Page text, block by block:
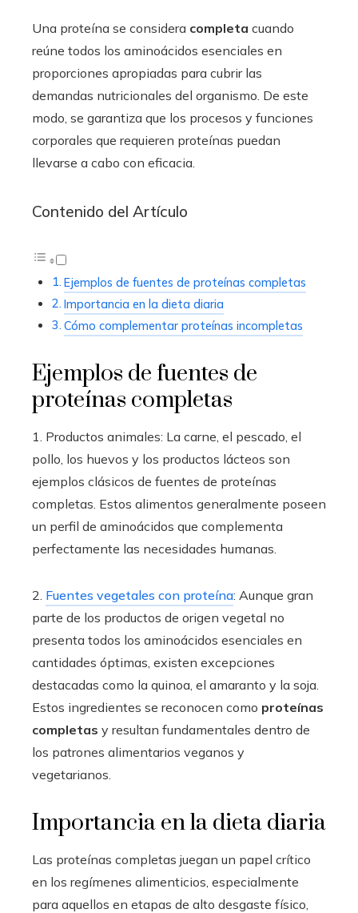
Una proteína se considera completa cuando
reúne todos los aminoácidos esenciales en
proporciones apropiadas para cubrir las
demandas nutricionales del organismo. De este
modo, se garantiza que los procesos y funciones
corporales que requieren proteínas puedan
llevarse a cabo con eficacia.
Contenido del Artículo
Ejemplos de fuentes de proteínas completas
Importancia en la dieta diaria
Cómo complementar proteínas incompletas
Ejemplos de fuentes de
proteínas completas
1. Productos animales: La carne, el pescado, el
pollo, los huevos y los productos lácteos son
ejemplos clásicos de fuentes de proteínas
completas. Estos alimentos generalmente poseen
un perfil de aminoácidos que complementa
perfectamente las necesidades humanas.
2. Fuentes vegetales con proteína: Aunque gran
parte de los productos de origen vegetal no
presenta todos los aminoácidos esenciales en
cantidades óptimas, existen excepciones
destacadas como la quinoa, el amaranto y la soja.
Estos ingredientes se reconocen como proteínas
completas y resultan fundamentales dentro de
los patrones alimentarios veganos y
vegetarianos.
Importancia en la dieta diaria
Las proteínas completas juegan un papel crítico
en los regímenes alimenticios, especialmente
para aquellos en etapas de alto desgaste físico,